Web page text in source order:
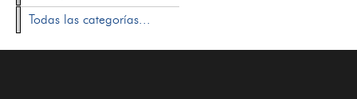
Todas las categorías...